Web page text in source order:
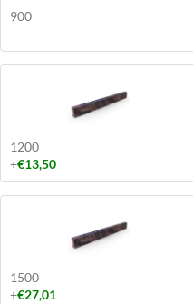
900
1200
+€13,50
1500
+€27,01